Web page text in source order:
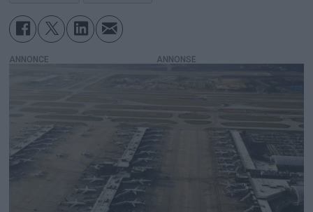
ANNONCE